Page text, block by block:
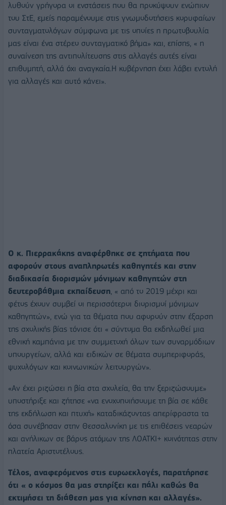
λυθούν γρήγορα οι ενστάσεις που θα προκύψουν ενώπιον
του ΣτΕ, εμείς παραμένουμε στις γνωμοδοτήσεις κορυφαίων
συνταγματολόγων σύμφωνα με τις οποίες η πρωτοβουλία
μας είναι ένα στέρεο συνταγματικό βήμα» και, επίσης, « η
συναίνεση της αντιπολίτευσης στις αλλαγές αυτές είναι
επιθυμητή, αλλά όχι αναγκαία.Η κυβέρνηση έχει λάβει εντολή
για αλλαγές και αυτό κάνει».
Ο κ. Πιερρακάκης αναφέρθηκε σε ζητήματα που
αφορούν στους αναπληρωτές καθηγητές και στην
διαδικασία διορισμών μόνιμων καθηγητών στη
δευτεροβάθμια εκπαίδευση, « από το 2019 μέχρι και
φέτος έχουν συμβεί οι περισσότεροι διορισμοί μόνιμων
καθηγητών», ενώ για τα θέματα που αφορούν στην έξαρση
της σχολικής βίας τόνισε ότι « σύντομα θα εκδηλωθεί μια
εθνική καμπάνια με την συμμετοχή όλων των συναρμόδιων
υπουργείων, αλλά και ειδικών σε θέματα συμπεριφοράς,
ψυχολόγων και κοινωνικών λειτουργών».
«Αν έχει ριζώσει η βία στα σχολεία, θα την ξεριζώσουμε»
υποστήριξε και ζήτησε «να ενοχοποιήσουμε τη βία σε κάθε
της εκδήλωση και πτυχή» καταδικάζοντας απερίφραστα τα
όσα συνέβησαν στην Θεσσαλονίκη με τις επιθέσεις νεαρών
και ανήλικων σε βάρος ατόμων της ΛΟΑΤΚΙ+ κοινότητας στην
πλατεία Αριστοτέλους.
Τέλος, αναφερόμενος στις ευρωεκλογές, παρατήρησε
ότι « ο κόσμος θα μας στηρίξει και πάλι καθώς θα
εκτιμήσει τη διάθεση μας για κίνηση και αλλαγές».